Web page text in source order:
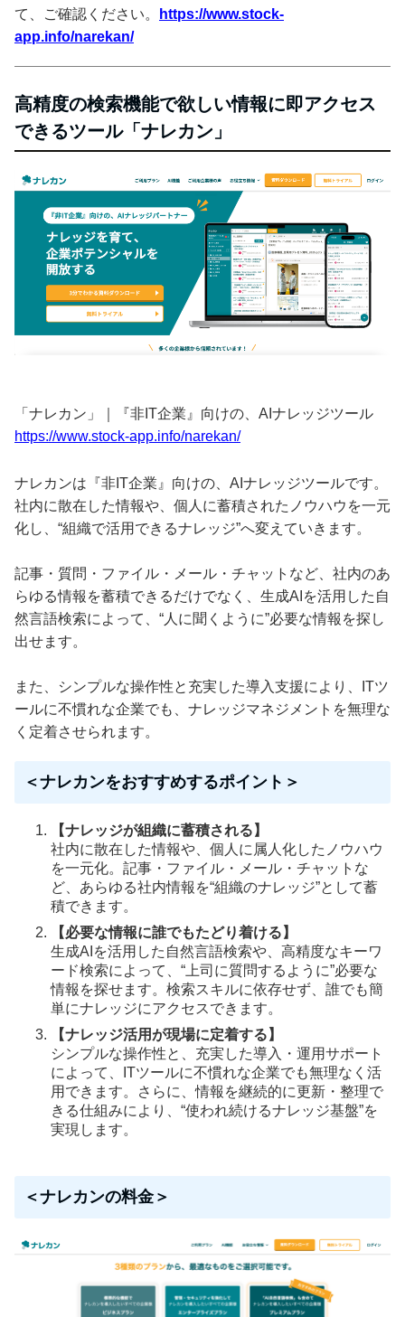
て、ご確認ください。
https://www.stock-
app.info/narekan/
高精度の検索機能で欲しい情報に即アクセス
できるツール「ナレカン」
「ナレカン」｜『非IT企業』向けの、AIナレッジツール
https://www.stock-app.info/narekan/
ナレカンは『非IT企業』向けの、AIナレッジツールです。
社内に散在した情報や、個人に蓄積されたノウハウを一元
化し、“組織で活用できるナレッジ”へ変えていきます。
記事・質問・ファイル・メール・チャットなど、社内のあ
らゆる情報を蓄積できるだけでなく、生成AIを活用した自
然言語検索によって、“人に聞くように”必要な情報を探し
出せます。
また、シンプルな操作性と充実した導入支援により、ITツ
ールに不慣れな企業でも、ナレッジマネジメントを無理な
く定着させられます。
＜ナレカンをおすすめするポイント＞
【ナレッジが組織に蓄積される】
社内に散在した情報や、個人に属人化したノウハウ
を一元化。記事・ファイル・メール・チャットな
ど、あらゆる社内情報を“組織のナレッジ”として蓄
積できます。
【必要な情報に誰でもたどり着ける】
生成AIを活用した自然言語検索や、高精度なキーワ
ード検索によって、“上司に質問するように”必要な
情報を探せます。検索スキルに依存せず、誰でも簡
単にナレッジにアクセスできます。
【ナレッジ活用が現場に定着する】
シンプルな操作性と、充実した導入・運用サポート
によって、ITツールに不慣れな企業でも無理なく活
用できます。さらに、情報を継続的に更新・整理で
きる仕組みにより、“使われ続けるナレッジ基盤”を
実現します。
＜ナレカンの料金＞